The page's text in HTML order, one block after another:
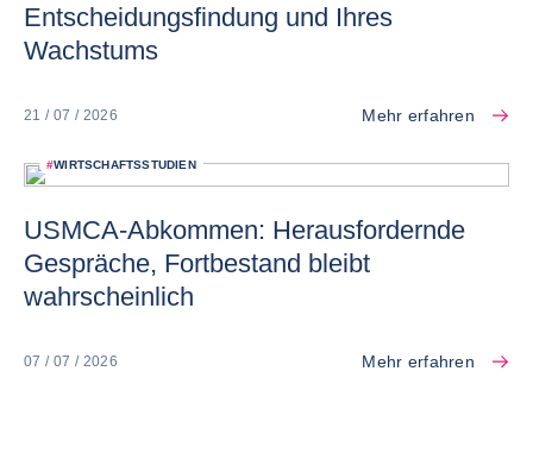
Entscheidungsfindung und Ihres
Wachstums
21 / 07 / 2026 Mehr erfahren
#WIRTSCHAFTSSTUDIEN
USMCA-Abkommen: Herausfordernde
Gespräche, Fortbestand bleibt
wahrscheinlich
07 / 07 / 2026 Mehr erfahren